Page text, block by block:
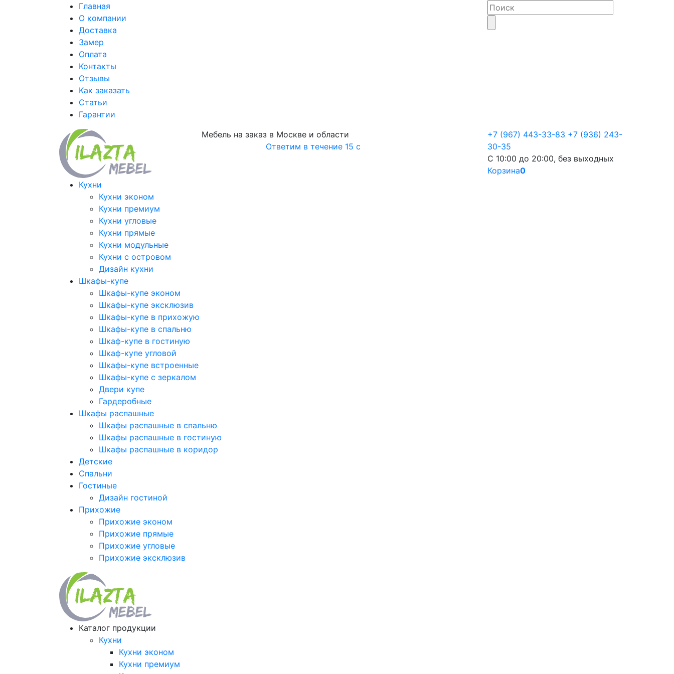
Главная
О компании
Доставка
Замер
Оплата
Контакты
Отзывы
Как заказать
Статьи
Гарантии
Мебель на заказ в Москве и области
Ответим в течение 15 с
+7 (967) 443-33-83 +7 (936) 243-
30-35
С 10:00 до 20:00, без выходных
Корзина0
Кухни
Кухни эконом
Кухни премиум
Кухни угловые
Кухни прямые
Кухни модульные
Кухни с островом
Дизайн кухни
Шкафы-купе
Шкафы-купе эконом
Шкафы-купе эксклюзив
Шкафы-купе в прихожую
Шкафы-купе в спальню
Шкаф-купе в гостиную
Шкаф-купе угловой
Шкафы-купе встроенные
Шкафы-купе с зеркалом
Двери купе
Гардеробные
Шкафы распашные
Шкафы распашные в спальню
Шкафы распашные в гостиную
Шкафы распашные в коридор
Детские
Спальни
Гостиные
Дизайн гостиной
Прихожие
Прихожие эконом
Прихожие прямые
Прихожие угловые
Прихожие эксклюзив
Каталог продукции
Кухни
Кухни эконом
Кухни премиум